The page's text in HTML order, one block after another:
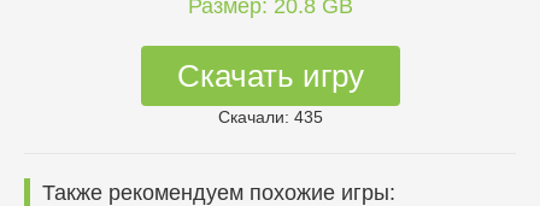
Размер: 20.8 GB
Скачать игру
Скачали: 435
Также рекомендуем похожие игры: